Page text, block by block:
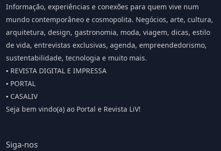
Informação, experiências e conexões para quem vive num
mundo contemporâneo e cosmopolita. Negócios, arte, cultura,
arquitetura, design, gastronomia, moda, viagem, dicas, estilo
de vida, entrevistas exclusivas, agenda, empreendedorismo,
sustentabilidade, tecnologia e muito mais.
▪️ REVISTA DIGITAL E IMPRESSA
▪️ PORTAL
▪️ CASALIV
Seja bem vindo(a) ao Portal e Revista LiV!
Siga-nos